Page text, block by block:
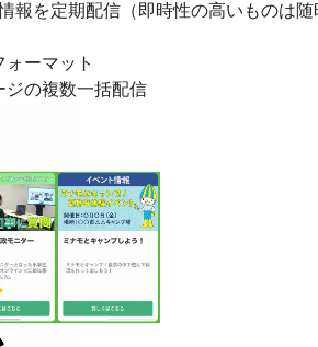
報を定期配信（即時性の高いものは
ーマット
ジの複数一括配信